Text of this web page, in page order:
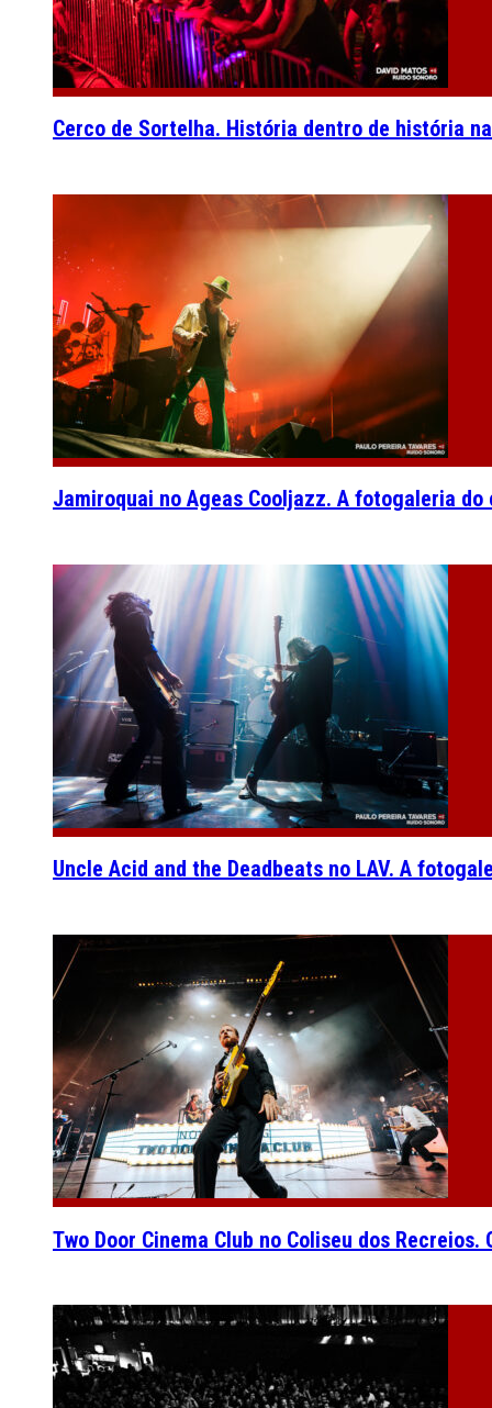
Cerco de Sortelha. História dentro de história
Jamiroquai no Ageas Cooljazz. A fotogaleria do
Uncle Acid and the Deadbeats no LAV. A
Two Door Cinema Club no Coliseu dos